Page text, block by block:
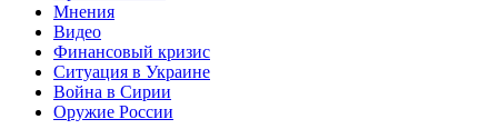
Мнения
Видео
Финансовый кризис
Ситуация в Украине
Война в Сирии
Оружие России